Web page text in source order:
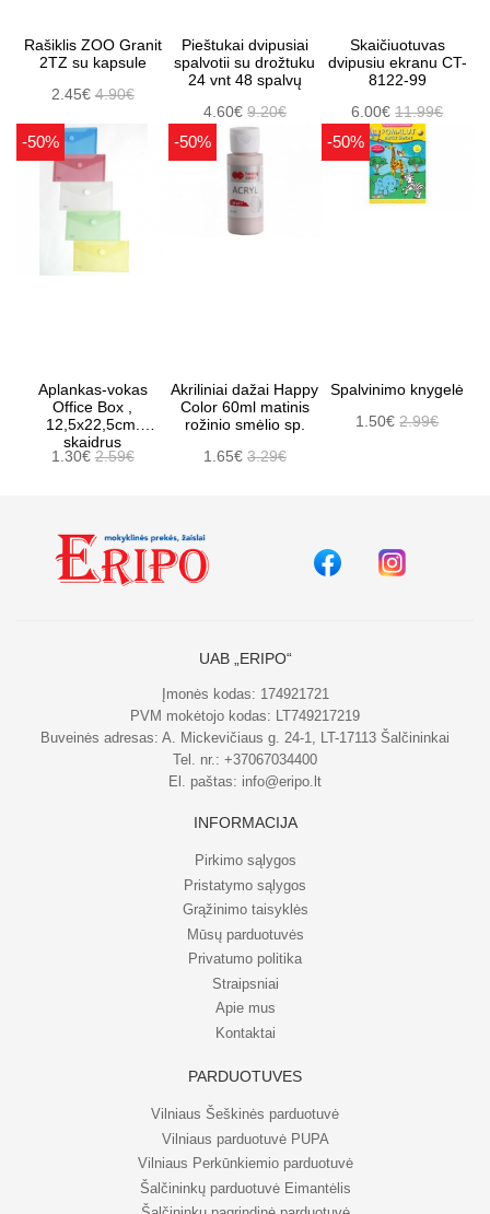
Rašiklis ZOO Granit
2TZ su kapsule
2.45€4.90€
Pieštukai dvipusiai
spalvotii su drožtuku
24 vnt 48 spalvų
4.60€ 9.20€
Skaičiuotuvas
dvipusiu ekranu CT-
8122-99
6.00€11.99€
-50%
Aplankas-vokas
Office Box ,
12,5x22,5cm.
skaidrus
1.30€2.59€
-50%
Akriliniai dažai Happy
Color 60ml matinis
rožinio smėlio sp.
1.65€ 3.29€
-50%
Spalvinimo knygelė
1.50€2.99€
UAB „ERIPO“
Įmonės kodas: 174921721
PVM mokėtojo kodas: LT749217219
Buveinės adresas: A. Mickevičiaus g. 24-1, LT-17113 Šalčininkai
Tel. nr.: +37067034400
El. paštas: info@eripo.lt
INFORMACIJA
Pirkimo sąlygos
Pristatymo sąlygos
Grąžinimo taisyklės
Mūsų parduotuvės
Privatumo politika
Straipsniai
Apie mus
Kontaktai
PARDUOTUVĖS
Vilniaus Šeškinės parduotuvė
Vilniaus parduotuvė PUPA
Vilniaus Perkūnkiemio parduotuvė
Šalčininkų parduotuvė Eimantėlis